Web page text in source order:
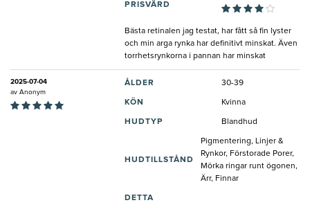
PRISVÄRD
Bästa retinalen jag testat, har fått så fin lyster
och min arga rynka har definitivt minskat. Även
torrhetsrynkorna i pannan har minskat
2025-07-04
av Anonym
ÅLDER 30-39
KÖN Kvinna
HUDTYP Blandhud
HUDTILLSTÅND
Pigmentering, Linjer &
Rynkor, Förstorade Porer,
Mörka ringar runt ögonen,
Ärr, Finnar
DETTA